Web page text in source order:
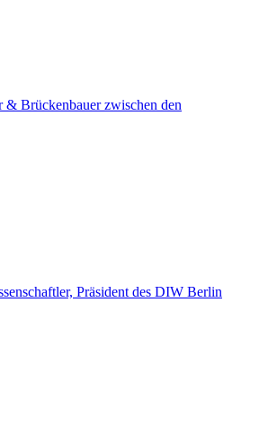
& Brückenbauer zwischen den
Präsident des DIW Berlin